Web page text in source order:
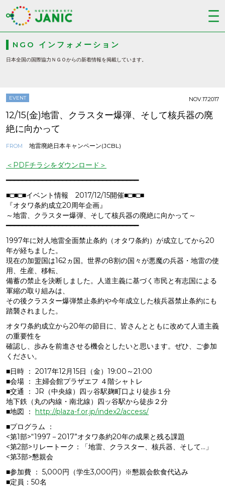
NGO インフォメーション
日本全国の国際協力ＮＧＯからの新着情報を掲載しています。
EVENT
12/15(金)地雷、クラスター爆弾、そして核兵器の廃
絶に向かって
FROM 地雷廃絶日本キャンペーン(JCBL)
NOV.17.2017
＜PDFチラシをダウンロード＞
━━━━━━━━━━━━━━━━━━━━━━━━━━━━━━━━━
■□■□■イベント情報 2017/12/15開催■□■□■
『オタワ条約成立20周年企画』
～地雷、クラスター爆弾、そして核兵器の廃絶に向かって～
━━━━━━━━━━━━━━━━━━━━━━━━━━━━━━━━━
1997年に対人地雷全面禁止条約（オタワ条約）が成立してから20
年が経ちました。
現在の加盟国は162ヵ国。世界の8割の国々が悪魔の兵器・地雷の使
用、生産、移転、
備蓄の禁止を決断しました。人道主義に基づく市民と有志国による
軍縮の取り組みは、
その後クラスター爆弾禁止条約や今年成立した核兵器禁止条約にも
踏襲されました。
オタワ条約成立から20年の節目に、皆さんとともに改めて人道主義
の重要性を
確認し、歩みを前進させる機会としたいと思います。ぜひ、ご参加
ください。
■日時 ： 2017年12月15日（金）19:00～21:00
■会場 ： 主婦会館プラザエフ ４階シャトレ
■交通 ： JR（中央線）四ッ谷駅麹町口より徒歩１分
地下鉄（丸の内線・南北線）四ッ谷駅から徒歩２分
■地図 ： http://plaza-f.or.jp/index2/access/
■プログラム ：
<第1部>“1997－2017”オタワ条約20年の成果と残る課題
<第2部>リレートーク：「地雷、クラスター、核兵器、そして…」
<第3部>懇親会
■参加費 ： 5,000円（学生3,000円）※懇親会飲食代込み
■定員：50名